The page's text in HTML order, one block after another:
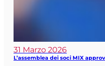
31 Marzo 2026
L’assemblea dei soci MIX